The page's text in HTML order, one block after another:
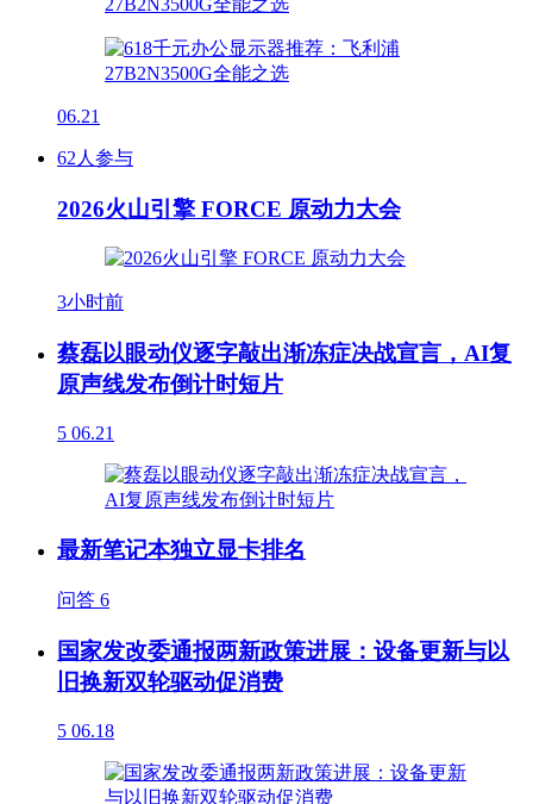
06.21
62人参与
2026火山引擎 FORCE 原动力大会
3小时前
蔡磊以眼动仪逐字敲出渐冻症决战宣言，AI复
原声线发布倒计时短片
5 06.21
最新笔记本独立显卡排名
问答 6
国家发改委通报两新政策进展：设备更新与以
旧换新双轮驱动促消费
5 06.18